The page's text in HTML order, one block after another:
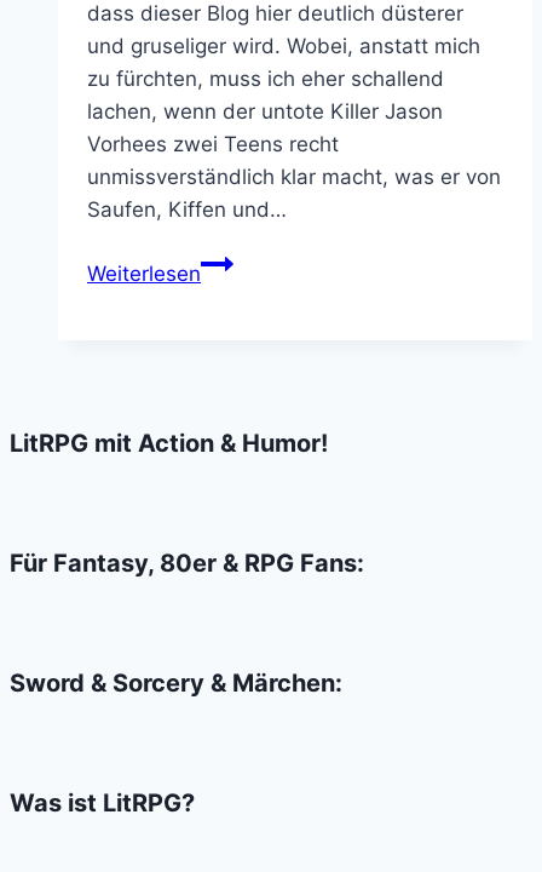
dass dieser Blog hier deutlich düsterer
und gruseliger wird. Wobei, anstatt mich
zu fürchten, muss ich eher schallend
lachen, wenn der untote Killer Jason
Vorhees zwei Teens recht
unmissverständlich klar macht, was er von
Saufen, Kiffen und…
WeiterlesenWer
poppende
Teens
LitRPG mit Action & Humor!
Für Fantasy, 80er & RPG Fans:
Sword & Sorcery & Märchen:
Was ist LitRPG?